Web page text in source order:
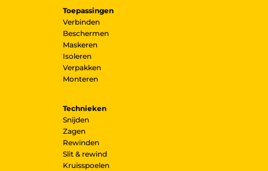
Toepassingen
Verbinden
Beschermen
Maskeren
Isoleren
Verpakken
Monteren
Technieken
Snijden
Zagen
Rewinden
Slit & rewind
Kruisspoelen